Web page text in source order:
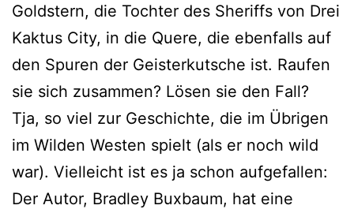
Goldstern, die Tochter des Sheriffs von Drei
Kaktus City, in die Quere, die eben­falls auf
den Spuren der Geisterkutsche ist. Raufen
sie sich zusam­men? Lösen sie den Fall?
Tja, so viel zur Geschichte, die im Übrigen
im Wilden Westen spielt (als er noch wild
war). Vielleicht ist es ja schon auf­ge­fal­len:
Der Autor, Bradley Buxbaum, hat eine